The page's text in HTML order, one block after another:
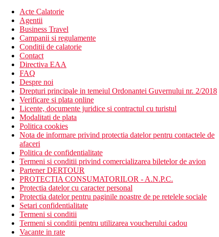
Acte Calatorie
Agentii
Business Travel
Campanii si regulamente
Conditii de calatorie
Contact
Directiva EAA
FAQ
Despre noi
Drepturi principale in temeiul Ordonantei Guvernului nr. 2/2018
Verificare si plata online
Licente, documente juridice si contractul cu turistul
Modalitati de plata
Politica cookies
Nota de informare privind protectia datelor pentru contactele de
afaceri
Politica de confidentialitate
Termeni si conditii privind comercializarea biletelor de avion
Partener DERTOUR
PROTECTIA CONSUMATORILOR - A.N.P.C.
Protectia datelor cu caracter personal
Protectia datelor pentru paginile noastre de pe retelele sociale
Setari confidentialitate
Termeni si conditii
Termeni si conditii pentru utilizarea voucherului cadou
Vacante in rate